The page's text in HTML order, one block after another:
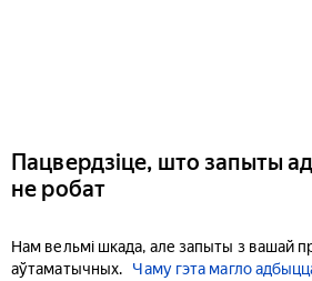
Пацвердзіце, што запыты
не робат
Нам вельмі шкада, але запыты з вашай
аўтаматычных.
Чаму гэта магло